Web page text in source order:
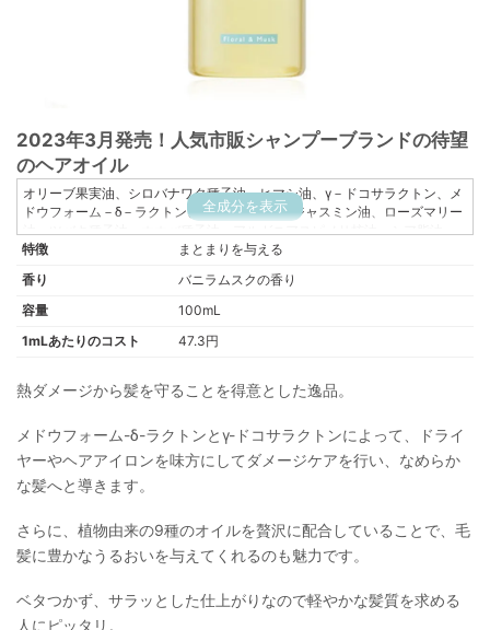
2023年3月発売！人気市販シャンプーブランドの待望
のヘアオイル
全成分を表示
オリーブ果実油、シロバナワタ種子油、ヒマシ油、γ－ドコサラクトン、メ
ドウフォーム－δ－ラクトン、腐植土抽出物、ジャスミン油、ローズマリー
油、ツバキ種子油、ホホバ種子油、アルガニアスピノサ核油、シア脂油、
トリ（カプリル酸／カプリン酸）グリセリル、トコフェロール、シクロヘ
リコール、香料
特徴
まとまりを与える
香り
バニラムスクの香り
容量
100mL
1mLあたりのコスト
47.3円
熱ダメージから髪を守ることを得意とした逸品。
メドウフォーム-δ-ラクトンとγ-ドコサラクトンによって、ドライ
ヤーやヘアアイロンを味方にしてダメージケアを行い、なめらか
な髪へと導きます。
さらに、植物由来の9種のオイルを贅沢に配合していることで、毛
髪に豊かなうるおいを与えてくれるのも魅力です。
ベタつかず、サラッとした仕上がりなので軽やかな髪質を求める
人にピッタリ。